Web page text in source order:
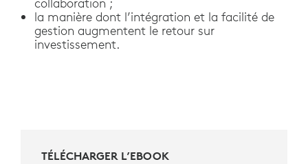
la manière dont l’intégration et la facilité de
gestion augmentent le retour sur
investissement.
TÉLÉCHARGER L’EBOOK